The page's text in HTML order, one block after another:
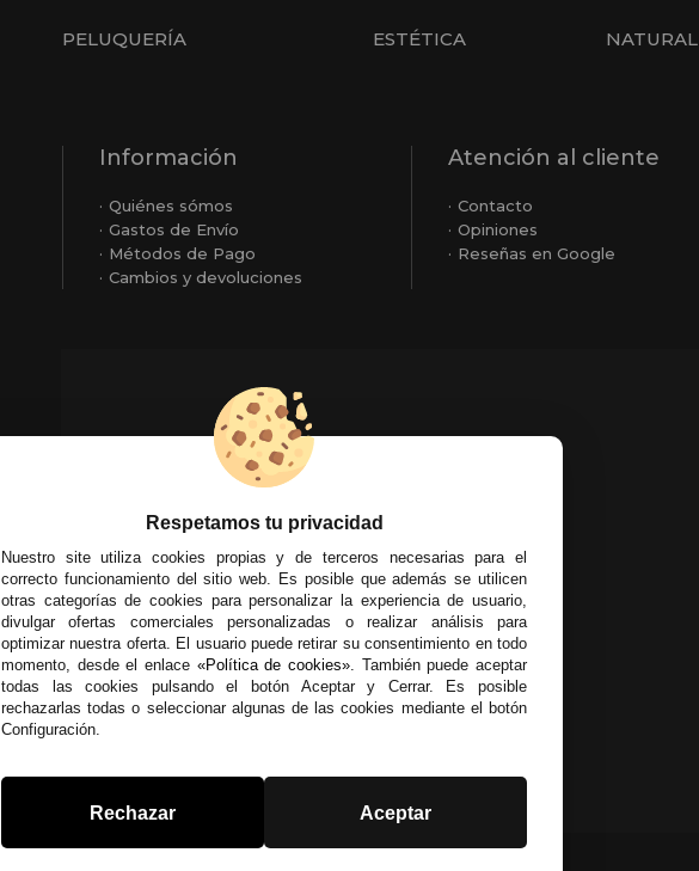
PELUQUERÍA ESTÉTICA NATURAL
Información
Quiénes sómos
Gastos de Envío
Métodos de Pago
Cambios y devoluciones
Atención al cliente
Contacto
Opiniones
Reseñas en Google
Respetamos tu privacidad
Nuestro site utiliza cookies propias y de terceros necesarias para el
correcto funcionamiento del sitio web. Es posible que además se utilicen
otras categorías de cookies para personalizar la experiencia de usuario,
divulgar ofertas comerciales personalizadas o realizar análisis para
optimizar nuestra oferta. El usuario puede retirar su consentimiento en todo
momento, desde el enlace «Política de cookies». También puede aceptar
todas las cookies pulsando el botón Aceptar y Cerrar. Es posible
rechazarlas todas o seleccionar algunas de las cookies mediante el botón
Configuración.
Rechazar Aceptar